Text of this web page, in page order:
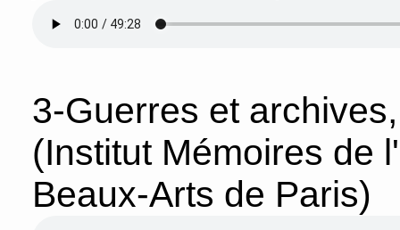
3-Guerres et
(Institut Mémoires de
Beaux-Arts de Paris)